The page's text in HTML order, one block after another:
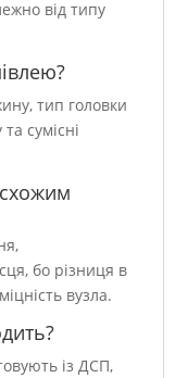
від типу
тип головки
сумісні
бо різниця в
вузла.
із ДСП,